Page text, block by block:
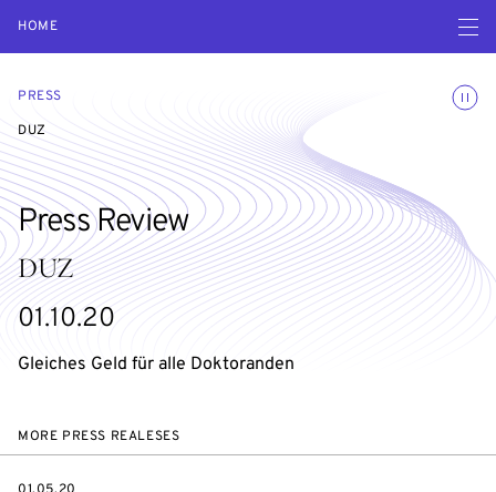
HOME Open
PRESS
DUZ
DUZ
Press Review
01.10.20
Gleiches Geld für alle Doktoranden
MORE PRESS REALESES